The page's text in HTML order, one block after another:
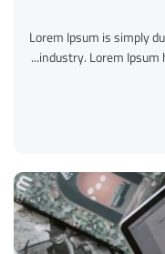
Lorem Ipsum is simply
industry. Lorem Ipsum